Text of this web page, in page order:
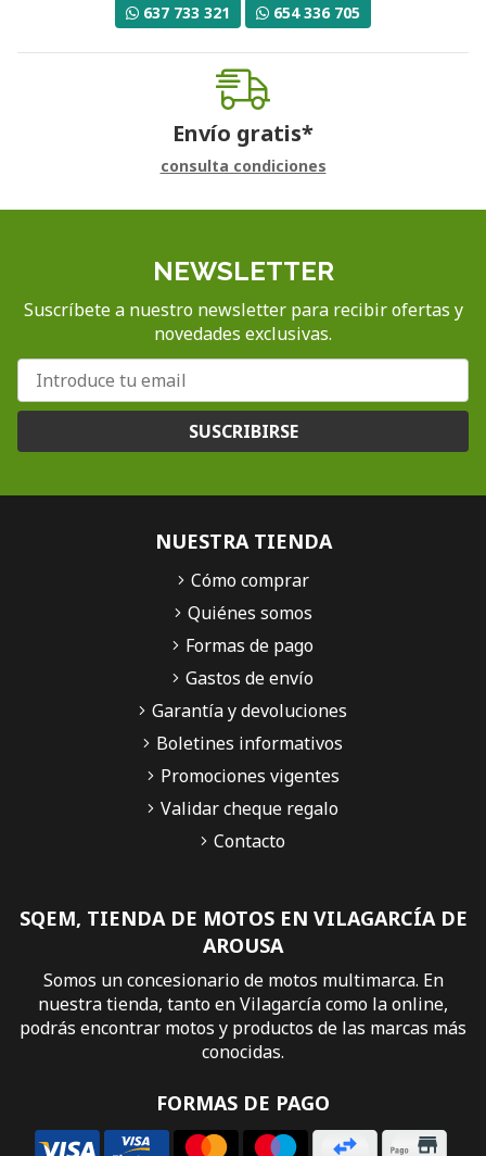
637 733 321
654 336 705
Envío gratis*
consulta condiciones
NEWSLETTER
Suscríbete a nuestro newsletter para recibir ofertas y
novedades exclusivas.
SUSCRIBIRSE
SQEM, TIENDA DE MOTOS EN VILAGARCÍA DE
AROUSA
Somos un concesionario de motos multimarca. En
nuestra tienda, tanto en Vilagarcía como la online,
podrás encontrar motos y productos de las marcas más
conocidas.
FORMAS DE PAGO
NUESTRA TIENDA
Cómo comprar
Quiénes somos
Formas de pago
Gastos de envío
Garantía y devoluciones
Boletines informativos
Promociones vigentes
Validar cheque regalo
Contacto